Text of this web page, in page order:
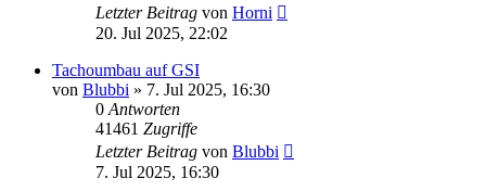
Letzter Beitrag von Horni
20. Jul 2025, 22:02
Tachoumbau auf GSI
von Blubbi » 7. Jul 2025, 16:30
0 Antworten
41461 Zugriffe
Letzter Beitrag von Blubbi
7. Jul 2025, 16:30